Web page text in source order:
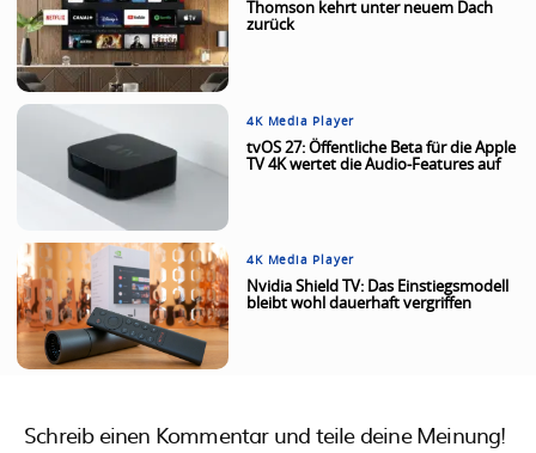
Thomson kehrt unter neuem Dach
zurück
4K Media Player
tvOS 27: Öffentliche Beta für die Apple
TV 4K wertet die Audio-Features auf
4K Media Player
Nvidia Shield TV: Das Einstiegsmodell
bleibt wohl dauerhaft vergriffen
Schreib einen Kommentar und teile deine Meinung!